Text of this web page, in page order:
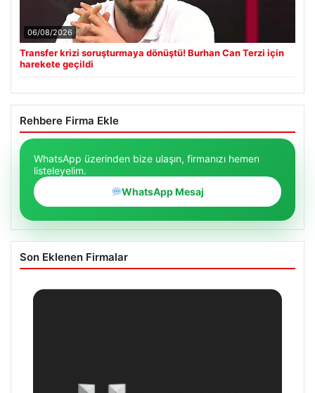
06/08/2026
Transfer krizi soruşturmaya dönüştü! Burhan Can Terzi için
harekete geçildi
Rehbere Firma Ekle
WhatsApp üzerinden bize ulaşın, firmanızı hemen
listeleyelim.
WhatsApp Mesaj
Son Eklenen Firmalar